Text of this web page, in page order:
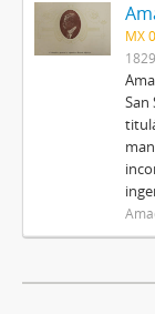
MX
San